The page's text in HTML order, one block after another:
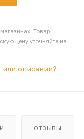
Товар
цену уточняйте на
описании?
ОТЗЫВЫ